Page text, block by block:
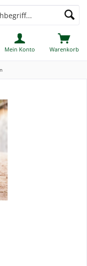
Warenkorb
Mein Konto